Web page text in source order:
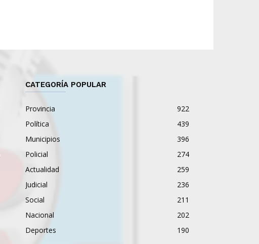
CATEGORÍA POPULAR
Provincia
922
Política
439
Municipios
396
Policial
274
Actualidad
259
Judicial
236
Social
211
Nacional
202
Deportes
190